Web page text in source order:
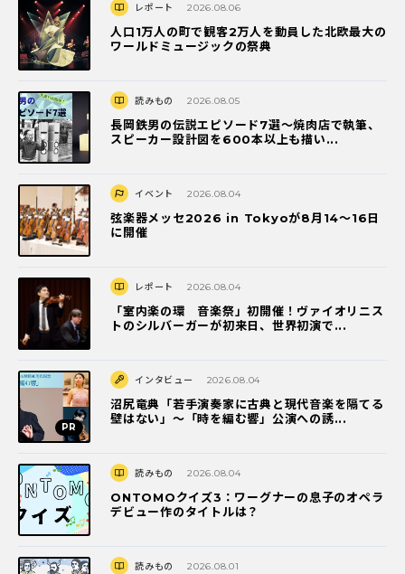
レポート 2026.08.06
人口1万人の町で観客2万人を動員した北欧最大の
ワールドミュージックの祭典
読みもの 2026.08.05
長岡鉄男の伝説エピソード7選〜焼肉店で執筆、
スピーカー設計図を600本以上も描い...
イベント 2026.08.04
弦楽器メッセ2026 in Tokyoが8月14～16日
に開催
レポート 2026.08.04
「室内楽の環 音楽祭」初開催！ヴァイオリニス
トのシルバーガーが初来日、世界初演で...
インタビュー 2026.08.04
沼尻竜典「若手演奏家に古典と現代音楽を隔てる
壁はない」～「時を編む響」公演への誘...
読みもの 2026.08.04
ONTOMOクイズ3：ワーグナーの息子のオペラ
デビュー作のタイトルは？
読みもの 2026.08.01